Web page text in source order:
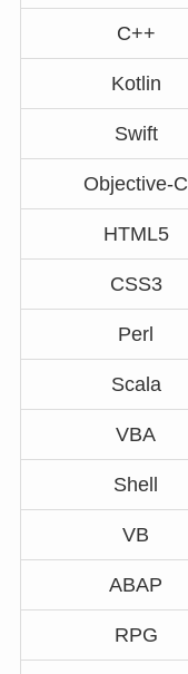
C++
Kotlin
Swift
Objective-C
HTML5
CSS3
Perl
Scala
VBA
Shell
VB
ABAP
RPG